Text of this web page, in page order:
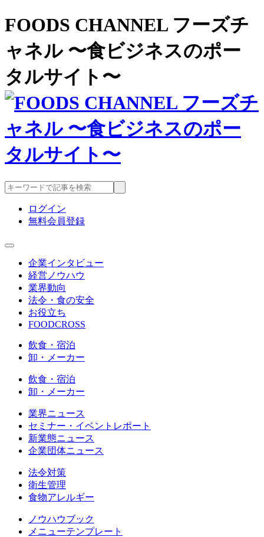
FOODS CHANNEL フーズチ
ャネル 〜食ビジネスのポー
タルサイト〜
ログイン
無料会員登録
企業インタビュー
経営ノウハウ
業界動向
法令・食の安全
お役立ち
FOODCROSS
飲食・宿泊
卸・メーカー
飲食・宿泊
卸・メーカー
業界ニュース
セミナー・イベントレポート
新業態ニュース
企業団体ニュース
法令対策
衛生管理
食物アレルギー
ノウハウブック
メニューテンプレート